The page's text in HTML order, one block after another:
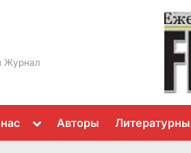
Журнал
Toggle
menu
Авторы